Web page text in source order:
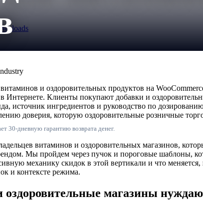
и оздоровительных продуктов на
Интернете. Клиенты покупают добавки и
источник ингредиентов и руководство по
доверия, которую оздоровительные розничные
30-дневную гарантию возврата денег.
витаминов и оздоровительных магазинов,
Мы пройдем через пучок и пороговые шаблоны,
механику скидок в этой вертикали и что
и контексте режима.
магазины